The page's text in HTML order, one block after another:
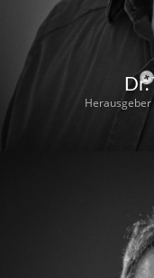
Dr.
Herausgeber